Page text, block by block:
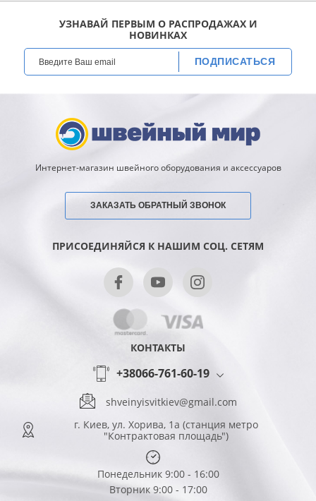
УЗНАВАЙ ПЕРВЫМ О РАСПРОДАЖАХ И
НОВИНКАХ
ПОДПИСАТЬСЯ
Интернет-магазин швейного оборудования и аксессуаров
ЗАКАЗАТЬ ОБРАТНЫЙ ЗВОНОК
ПРИСОЕДИНЯЙСЯ К НАШИМ СОЦ. СЕТЯМ
КОНТАКТЫ
+38066-761-60-19
shveinyisvitkiev@gmail.com
г. Киев, ул. Хорива, 1а (станция метро
"Контрактовая площадь")
Понедельник 9:00 - 16:00
Вторник 9:00 - 17:00